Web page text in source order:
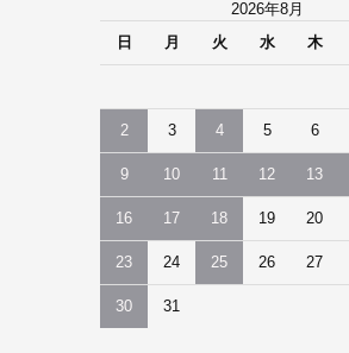
2026年8月
日
月 火 水 木
2 3 4 5 6
9 10 11 12 13
16 17 18 19 20
23 24 25 26 27
30 31